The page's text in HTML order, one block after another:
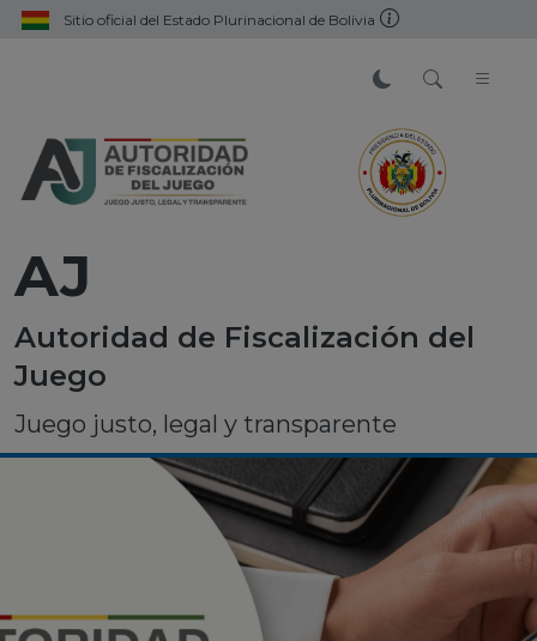
Sitio oficial del Estado Plurinacional de Bolivia
AJ
Autoridad de Fiscalización del
Juego
Juego justo, legal y transparente